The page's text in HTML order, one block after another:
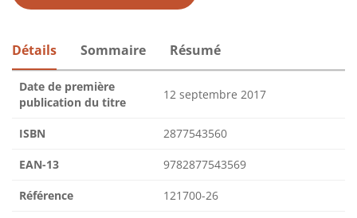
Détails Sommaire Résumé
Date de première
publication du titre
12 septembre 2017
ISBN 2877543560
EAN-13 9782877543569
Référence 121700-26